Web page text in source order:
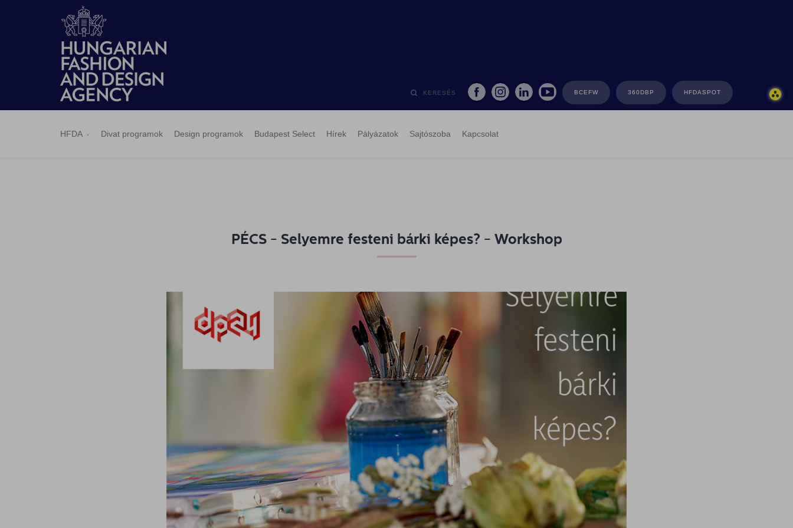
KERESÉS BCEFW 360DBP HFDASPOT
HFDA Divat programok Design programok Budapest Select Hírek Pályázatok Sajtószoba Kapcsolat
programok
programok
Budapest
Pályázatok
Sajtószoba
Kapcsolat
HFDASPOT
PÉCS - Selyemre festeni bárki képes? - Workshop